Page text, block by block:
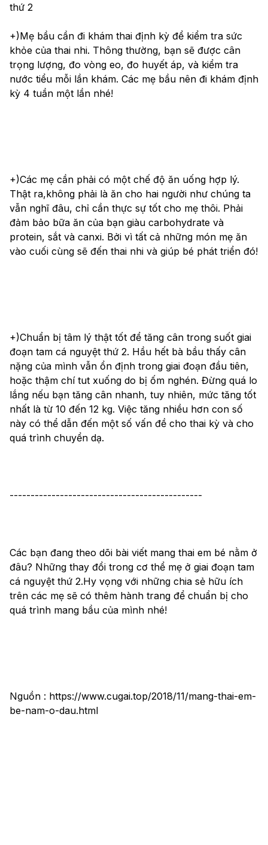
thứ 2
+)Mẹ bầu cần đi khám thai định kỳ để kiểm tra sức
khỏe của thai nhi. Thông thường, bạn sẽ được cân
trọng lượng, đo vòng eo, đo huyết áp, và kiểm tra
nước tiểu mỗi lần khám. Các mẹ bầu nên đi khám định
kỳ 4 tuần một lần nhé!
+)Các mẹ cần phải có một chế độ ăn uống hợp lý.
Thật ra,không phải là ăn cho hai người như chúng ta
vẫn nghĩ đâu, chỉ cần thực sự tốt cho mẹ thôi. Phải
đảm bảo bữa ăn của bạn giàu carbohydrate và
protein, sắt và canxi. Bởi vì tất cả những món mẹ ăn
vào cuối cùng sẽ đến thai nhi và giúp bé phát triển đó!
+)Chuẩn bị tâm lý thật tốt để tăng cân trong suốt giai
đoạn tam cá nguyệt thứ 2. Hầu hết bà bầu thấy cân
nặng của mình vẫn ổn định trong giai đoạn đầu tiên,
hoặc thậm chí tut xuống do bị ốm nghén. Đừng quá lo
lắng nếu bạn tăng cân nhanh, tuy nhiên, mức tăng tốt
nhất là từ 10 đến 12 kg. Việc tăng nhiều hơn con số
này có thể dẫn đến một số vấn đề cho thai kỳ và cho
quá trình chuyển dạ.
----------------------------------------------
Các bạn đang theo dõi bài viết mang thai em bé nằm ở
đâu? Những thay đổi trong cơ thể mẹ ở giai đoạn tam
cá nguyệt thứ 2.Hy vọng với những chia sẻ hữu ích
trên các mẹ sẽ có thêm hành trang để chuẩn bị cho
quá trình mang bầu của mình nhé!
Nguồn : https://www.cugai.top/2018/11/mang-thai-em-
be-nam-o-dau.html